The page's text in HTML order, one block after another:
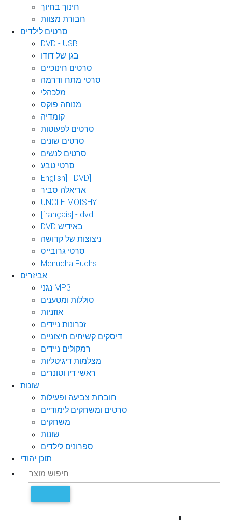
חינוך בחיוך
חבורת מצוות
סרטים לילדים
DVD - USB
בגן של דודו
סרטים חינוכיים
סרטי מתח ודרמה
מלכהלי
מנוחה פוקס
קומדיה
סרטים לפעוטות
סרטים שונים
סרטים לנשים
סרטי טבע
English] - DVD]
אריאלה סביר
UNCLE MOISHY
[français] - dvd
DVD באידיש
ניצוצות של קדושה
סרטי גרובייס
Menucha Fuchs
אביזרים
נגני MP3
סוללות ומטענים
אוזניות
זכרונות ניידים
דיסקים קשיחים חיצוניים
רמקולים ניידים
מצלמות דיגיטליות
ראשי דיו וטונרים
שונות
חוברות צביעה ופעילות
סרטים ומשחקים לימודיים
משחקים
שונות
ספרונים לילדים
תוכן יהודי